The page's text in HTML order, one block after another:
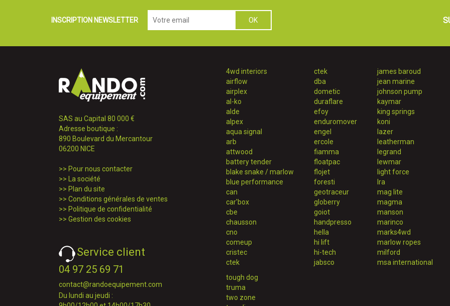
INSCRIPTION NEWSLETTER
SAS au Capital 80 000 €
Adresse boutique :
890 Boulevard du Mercantour
06200 NICE
>> Pour nous contacter
>>
La société
>> Plan du site
>> Conditions générales de ventes
>> Politique de confidentialité
>> Gestion des cookies
Service client
04 97 25 69 71
contact@randoequipement.com
Du lundi au jeudi :
4wd interiors
airflow
airplex
al-ko
alde
alpex
aqua signal
arb
attwood
battery tender
blake snake / marlow
blue performance
can
car'box
cbe
chausson
cno
comeup
cristec
ctek
ctek
dba
dometic
duraflare
efoy
enduromover
engel
ercole
fiamma
floatpac
flojet
foresti
geotraceur
globerry
goiot
handpresso
hella
hi lift
hi-tech
jabsco
james baroud
jean marine
johnson pump
kaymar
king springs
koni
lazer
leatherman
legrand
lewmar
light force
lra
mag lite
magma
manson
marinco
marks4wd
marlow ropes
milford
msa international
tough dog
truma
two zone